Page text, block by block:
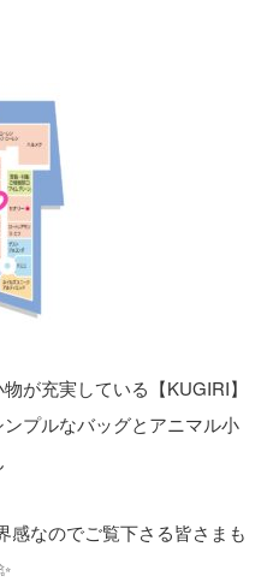
が充実している【KUGIRI】
プルなバッグとアニマル小
感なのでご覧下さる皆さまも